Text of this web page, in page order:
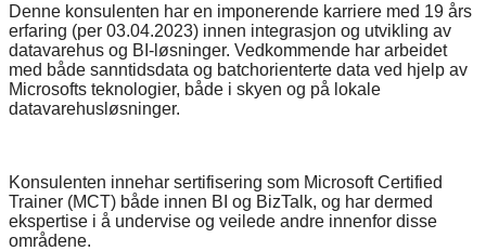
Denne konsulenten har en imponerende karriere med 19 års
erfaring (per 03.04.2023) innen integrasjon og utvikling av
datavarehus og BI-løsninger. Vedkommende har arbeidet
med både sanntidsdata og batchorienterte data ved hjelp av
Microsofts teknologier, både i skyen og på lokale
datavarehusløsninger.
Konsulenten innehar sertifisering som Microsoft Certified
Trainer (MCT) både innen BI og BizTalk, og har dermed
ekspertise i å undervise og veilede andre innenfor disse
områdene.